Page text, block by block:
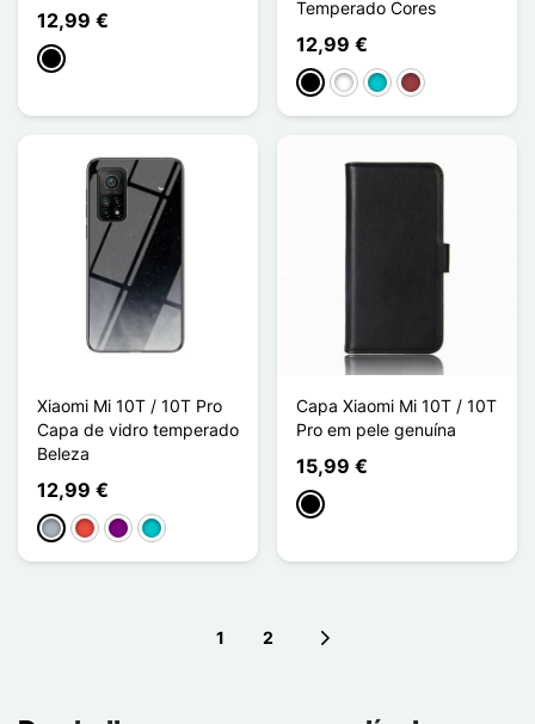
12,99 €
Preto
Temperado Cores
12,99 €
PretoBrancoTurquesaVermelho escuro
Xiaomi Mi 10T / 10T Pro
Capa de vidro temperado
Beleza
12,99 €
CinzentoVermelho
PúrpuraTurquesa
Capa Xiaomi Mi 10T / 10T
Pro em pele genuína
15,99 €
Preto
1 2